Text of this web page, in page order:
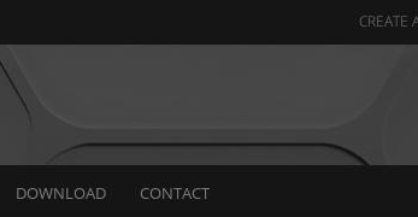
CREATE
DOWNLOAD CONTACT